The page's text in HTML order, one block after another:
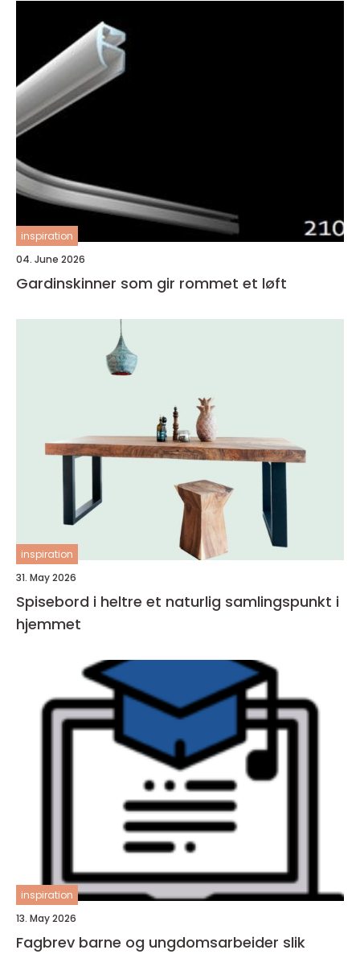
inspiration
04. June 2026
Gardinskinner som gir rommet et løft
inspiration
31. May 2026
Spisebord i heltre et naturlig samlingspunkt i
hjemmet
inspiration
13. May 2026
Fagbrev barne og ungdomsarbeider slik